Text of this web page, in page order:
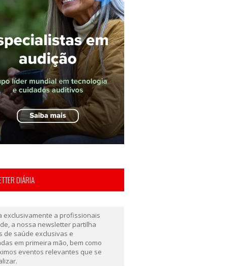
DIÁRIA
exclusivamente a profissionais
a nossa newsletter partilha
de saúde exclusivas e
em primeira mão, bem como
eventos relevantes que se